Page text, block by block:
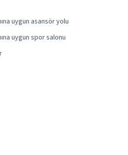
uygun asansör yolu
uygun spor salonu